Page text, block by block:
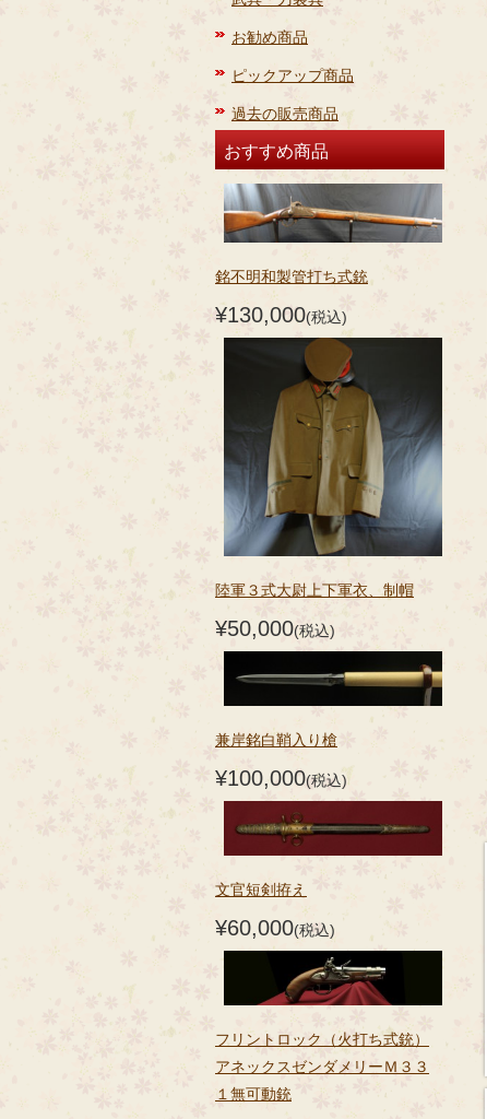
お勧め商品
ピックアップ商品
過去の販売商品
おすすめ商品
銘不明和製管打ち式銃
¥130,000(税込)
陸軍３式大尉上下軍衣、制帽
¥50,000(税込)
兼岸銘白鞘入り槍
¥100,000(税込)
文官短剣拵え
¥60,000(税込)
フリントロック（火打ち式銃）
アネックスゼンダメリーＭ３３
１無可動銃